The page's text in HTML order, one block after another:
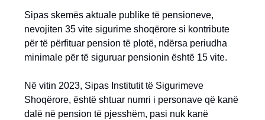
Sipas skemës aktuale publike të pensioneve,
nevojiten 35 vite sigurime shoqërore si kontribute
për të përfituar pension të plotë, ndërsa periudha
minimale për të siguruar pensionin është 15 vite.
Në vitin 2023, Sipas Institutit të Sigurimeve
Shoqërore, është shtuar numri i personave që kanë
dalë në pension të pjesshëm, pasi nuk kanë